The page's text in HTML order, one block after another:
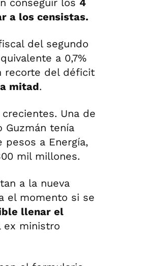
conseguir los 4
a los censistas.
del segundo
a 0,7%
recorte del déficit
mitad.
Una de
tenía
a Energía,
mil millones.
a la nueva
el momento si se
llenar el
ex ministro